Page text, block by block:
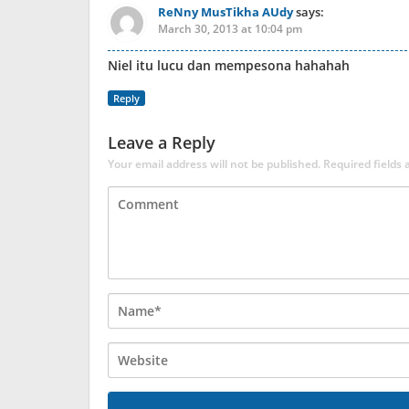
ReNny MusTikha AUdysays:
March 30, 2013 at 10:04 pm
Niel itu lucu dan mempesona hahahah
Reply
Leave a Reply
Your email address will not be published. Required fields